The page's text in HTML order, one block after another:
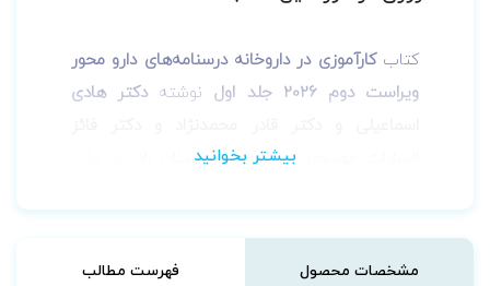
کتابکارآموزی در داروخانه درسنامه‌های دارو محور
ویراست دوم 2026 جلد اول
نوشتهدکتر هادی
توسط نشراطمینان راد
مشخصات محصول فهرست مطالب